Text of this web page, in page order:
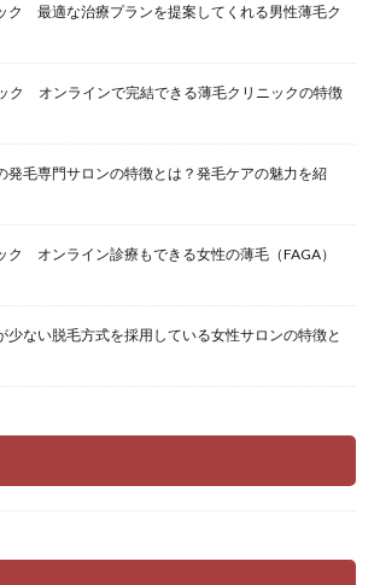
ク 最適な治療プランを提案してくれる男性薄毛ク
ク オンラインで完結できる薄毛クリニックの特徴
毛専門サロンの特徴とは？発毛ケアの魅力を紹
ク オンライン診療もできる女性の薄毛（FAGA）
ない脱毛方式を採用している女性サロンの特徴と